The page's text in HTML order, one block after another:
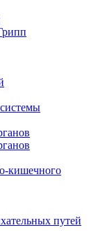
кишечного
путей